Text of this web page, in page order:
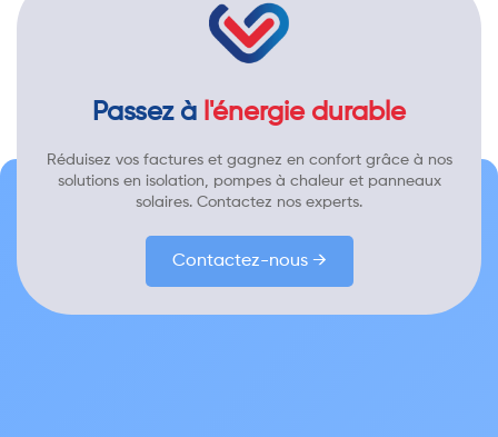
Passez à l'énergie durable
Réduisez vos factures et gagnez en confort grâce à nos
solutions en isolation, pompes à chaleur et panneaux
solaires. Contactez nos experts.
Contactez-nous →